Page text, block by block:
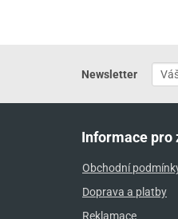
Newsletter
Informace pro
Obchodní
Doprava a platby
Reklamace